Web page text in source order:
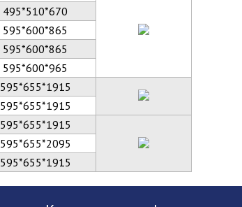
495*510*670
595*600*865
595*600*865
595*600*965
595*655*1915
595*655*1915
595*655*1915
595*655*2095
595*655*1915